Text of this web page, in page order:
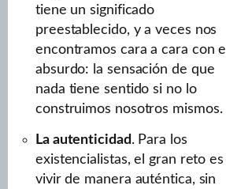
tiene un significado
preestablecido, y a veces nos
encontramos cara a cara con el
absurdo: la sensación de que
nada tiene sentido si no lo
construimos nosotros mismos.
La autenticidad. Para los
existencialistas, el gran reto es
vivir de manera auténtica, sin